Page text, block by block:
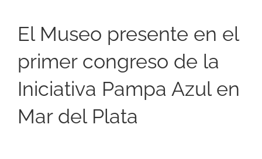
El Museo presente en el
primer congreso de la
Iniciativa Pampa Azul en
Mar del Plata